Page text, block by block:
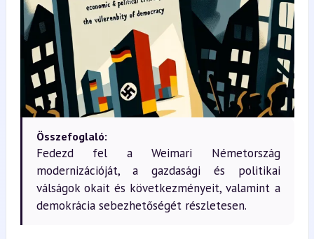
Összefoglaló:
Fedezd fel a Weimari Németország
modernizációját, a gazdasági és politikai
válságok okait és következményeit, valamint a
demokrácia sebezhetőségét részletesen.